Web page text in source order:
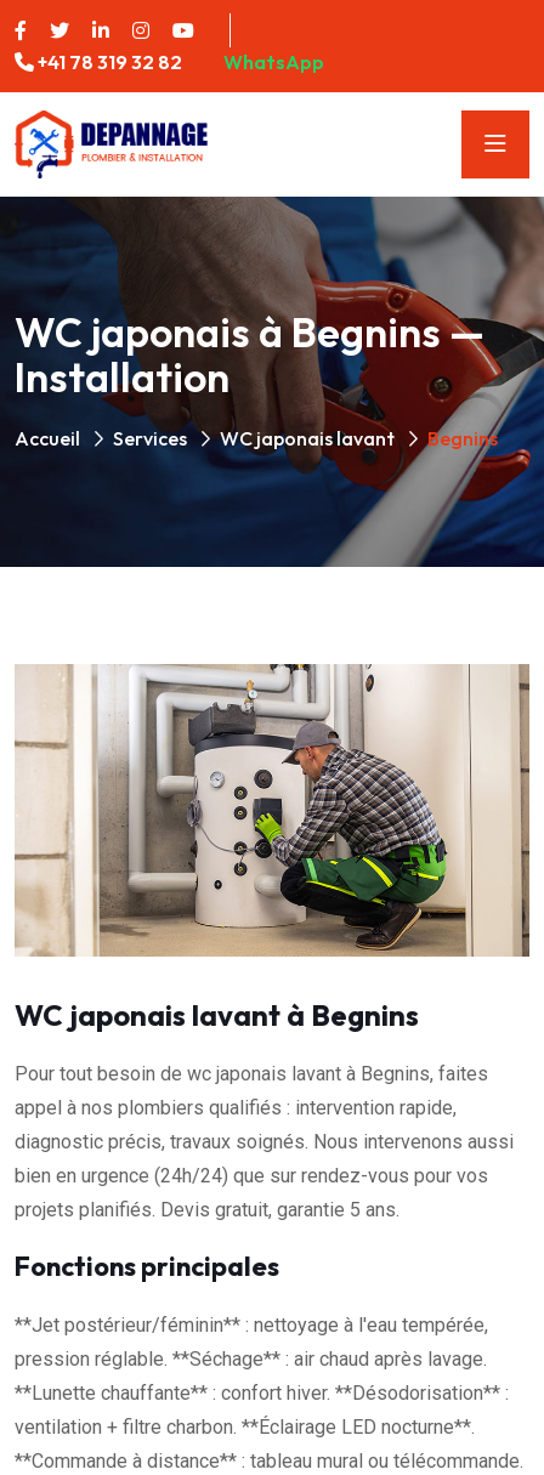
+41 78 319 32 82 WhatsApp
WC japonais à Begnins —
Installation
Accueil Services WC japonais lavant Begnins
WC japonais lavant à Begnins
Pour tout besoin de wc japonais lavant à Begnins, faites
appel à nos plombiers qualifiés : intervention rapide,
diagnostic précis, travaux soignés. Nous intervenons aussi
bien en urgence (24h/24) que sur rendez-vous pour vos
projets planifiés. Devis gratuit, garantie 5 ans.
Fonctions principales
**Jet postérieur/féminin** : nettoyage à l'eau tempérée,
pression réglable. **Séchage** : air chaud après lavage.
**Lunette chauffante** : confort hiver. **Désodorisation** :
ventilation + filtre charbon. **Éclairage LED nocturne**.
**Commande à distance** : tableau mural ou télécommande.